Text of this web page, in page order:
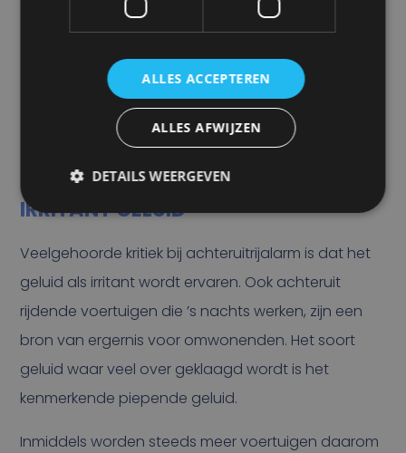
IRRITANT GELUID
Veelgehoorde kritiek bij achteruitrijalarm is dat het
geluid als irritant wordt ervaren. Ook achteruit
rijdende voertuigen die ’s nachts werken, zijn een
bron van ergernis voor omwonenden. Het soort
geluid waar veel over geklaagd wordt is het
kenmerkende piepende geluid.
Inmiddels worden steeds meer voertuigen daarom
ALLES ACCEPTEREN
ALLES AFWIJZEN
DETAILS WEERGEVEN